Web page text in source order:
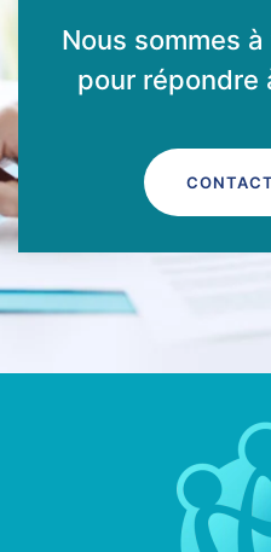
Nous sommes
pour répondre